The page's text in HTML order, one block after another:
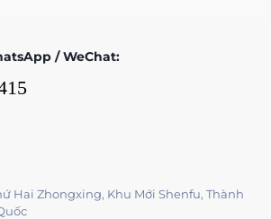
/ WeChat:
Hai Zhongxing, Khu Mới Shenfu, Thành